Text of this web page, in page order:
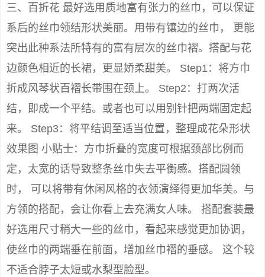
三、百折花 最好选用质地富有张力的丝巾，可以保证
系后的丝巾领结形状美丽。用带有镶边的丝巾， 更能
突出此种系法所特有的富有层次的丝巾褶。搭配与花
边颜色相近的长裙，更显娇柔甜美。 Step1：将方巾
折成风琴状百褶长带围在颈上。 Step2：打两次活
结，即成一个平结。或者也可以用别针把两端固定起
来。 Step3：将平结调至适当位置，整理成花朵形状
效果图 小贴士：方巾折叠的宽度可根据颈部比例而
定，太宽的话导致整条丝巾失去平衡感。搭配圆领
时， 可以将带有休闲风格的衣领演绎得更加华美。与
方领的搭配，会让你看上去充满女人味。 搭配套装最
好选用尺寸稍大一些的丝巾，看起来感觉更加协调，
使丝巾的两端垂在前面，增加丝巾褶的垂感。 这个较
不适合脖子太短或水梨型脸型。